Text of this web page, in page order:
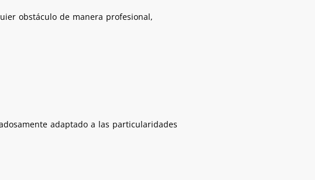
obstáculo de manera profesional,
adaptado a las particularidades